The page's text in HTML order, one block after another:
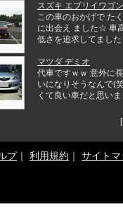
スズキ エブリイワゴン
この車のおかげで た
に出会え ました☆ 車
低さを追求してました
マツダ デミオ
代車ですｗｗ 意外に
いになりそうなんで(
くて良い車だと思いま
[
プ｜ 利用規約 ｜ サイトマ